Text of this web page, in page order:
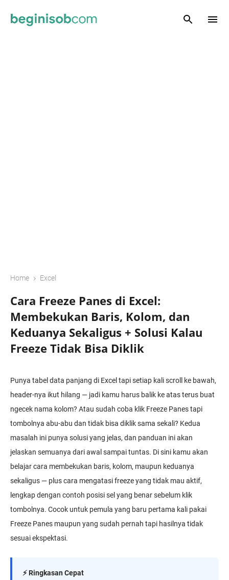
Home › Excel
Cara Freeze Panes di Excel:
Membekukan Baris, Kolom, dan
Keduanya Sekaligus + Solusi Kalau
Freeze Tidak Bisa Diklik
Punya tabel data panjang di Excel tapi setiap kali scroll ke bawah,
header-nya ikut hilang — jadi kamu harus balik ke atas terus buat
ngecek nama kolom? Atau sudah coba klik Freeze Panes tapi
tombolnya abu-abu dan tidak bisa diklik sama sekali? Kedua
masalah ini punya solusi yang jelas, dan panduan ini akan
jelaskan semuanya dari awal sampai tuntas. Di sini kamu akan
belajar cara membekukan baris, kolom, maupun keduanya
sekaligus — plus cara mengatasi freeze yang tidak mau aktif,
lengkap dengan contoh posisi sel yang benar sebelum klik
tombolnya. Cocok untuk pemula yang baru pertama kali pakai
Freeze Panes maupun yang sudah pernah tapi hasilnya tidak
sesuai ekspektasi.
⚡ Ringkasan Cepat